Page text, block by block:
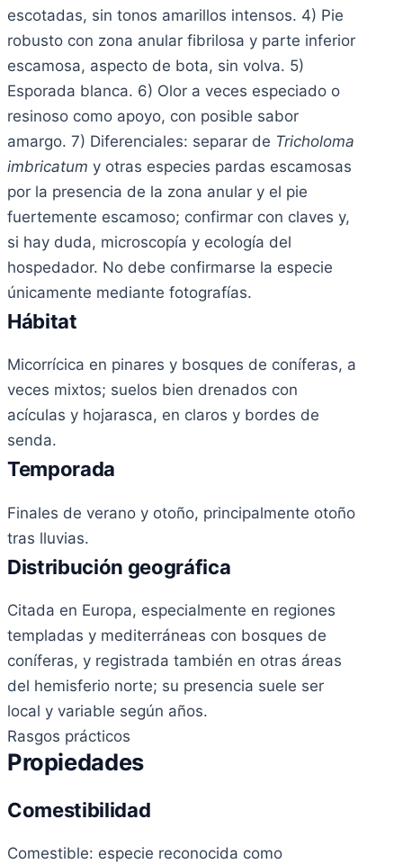
escotadas, sin tonos amarillos intensos. 4) Pie
robusto con zona anular fibrilosa y parte inferior
escamosa, aspecto de bota, sin volva. 5)
Esporada blanca. 6) Olor a veces especiado o
resinoso como apoyo, con posible sabor
amargo. 7) Diferenciales: separar de Tricholoma
imbricatum y otras especies pardas escamosas
por la presencia de la zona anular y el pie
fuertemente escamoso; confirmar con claves y,
si hay duda, microscopía y ecología del
hospedador. No debe confirmarse la especie
únicamente mediante fotografías.
Hábitat
Micorrícica en pinares y bosques de coníferas, a
veces mixtos; suelos bien drenados con
acículas y hojarasca, en claros y bordes de
senda.
Temporada
Finales de verano y otoño, principalmente otoño
tras lluvias.
Distribución geográfica
Citada en Europa, especialmente en regiones
templadas y mediterráneas con bosques de
coníferas, y registrada también en otras áreas
del hemisferio norte; su presencia suele ser
local y variable según años.
Rasgos prácticos
Propiedades
Comestibilidad
Comestible: especie reconocida como